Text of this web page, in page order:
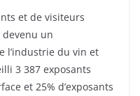
et de visiteurs
devenu un
l’industrie du vin et
3 387 exposants
et 25% d’exposants